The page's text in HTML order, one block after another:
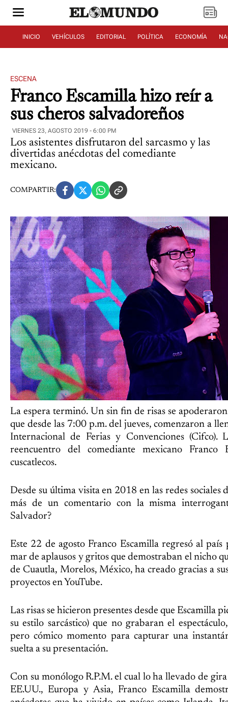
INICIO VEHÍCULOS EDITORIAL POLÍTICA ECONOMÍA
ESCENA
Franco Escamilla hizo reír a
sus cheros salvadoreños
VIERNES 23, AGOSTO 2019 - 6:00 PM
Los asistentes disfrutaron del sarcasmo y las
divertidas anécdotas del comediante
mexicano.
COMPARTIR:
La espera terminó. Un sin fin de risas se
que desde las 7:00 p.m. del jueves, comenzaron a
Internacional de Ferias y Convenciones (Cifco).
reencuentro del comediante mexicano Franco
cuscatlecos.
Desde su última visita en 2018 en las redes sociales
más de un comentario con la misma
Salvador?
Este 22 de agosto Franco Escamilla regresó al
mar de aplausos y gritos que demostraban el nicho
de Cuautla, Morelos, México, ha creado gracias a
proyectos en YouTube.
Las risas se hicieron presentes desde que Escamilla
su estilo sarcástico) que no grabaran el
pero cómico momento para capturar una
suelta a su presentación.
Con su monólogo R.P.M. el cual lo ha llevado de
EE.UU., Europa y Asia, Franco Escamilla